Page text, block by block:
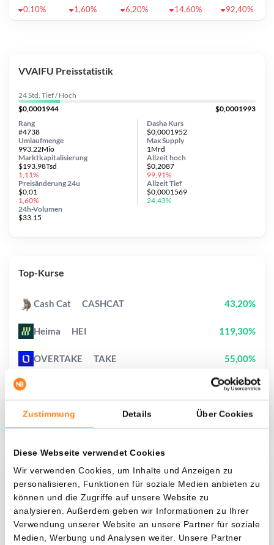
Zustimmung Details Über Cookies
Diese Webseite verwendet Cookies
Wir verwenden Cookies, um Inhalte und Anzeigen zu
personalisieren, Funktionen für soziale Medien anbieten zu
können und die Zugriffe auf unsere Website zu
analysieren. Außerdem geben wir Informationen zu Ihrer
Verwendung unserer Website an unsere Partner für soziale
Medien, Werbung und Analysen weiter. Unsere Partner
0,10%
1,60% 6,20% 14,60% 92,40%
Was, wenn ich...?
Zie hoeveel waarde je vandaag zou hebben als
je dollar-cost averaging had toegepast op
verschillende cryptocurrencies.
VVAIFU Preisstatistik
24 Std. Tief / Hoch
$0,0001944
$0,0001993
Dasha Kurs
$0,0001952
Umlaufmenge
993.22Mio
Preisänderung 24u
$0,01
1,60%
Max Supply
1Mrd
Marktkapitalisierung
$193.98Tsd
1,11%
24h-Volumen
$33.15
Rang
#4738
Allzeithoch
$0,2087
99,91%
AllzeitTief
$0,0001569
24,43%
Top-Kurse
Cash Cat CASHCAT 43,20%
Heima HEI 119,30%
OVERTAKE TAKE 55,00%
1,50%
Ethereum 1,60%